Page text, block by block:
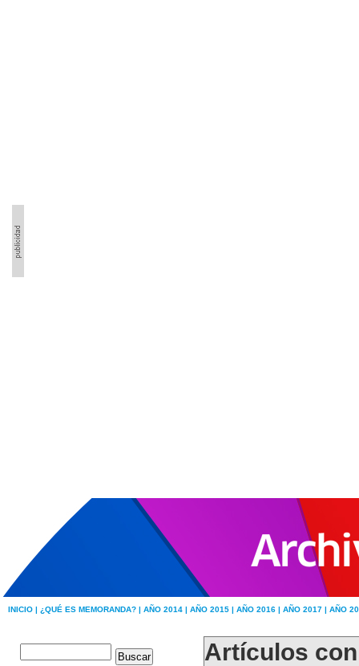
INICIO | ¿QUÉ ES MEMORANDA? | AÑO 2014 | AÑO 2015 | AÑO 2016 | AÑO 2017 | AÑO
Artículos con